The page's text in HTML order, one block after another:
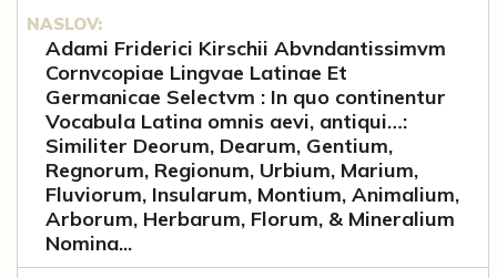
NASLOV:
Adami Friderici Kirschii Abvndantissimvm
Cornvcopiae Lingvae Latinae Et
Germanicae Selectvm : In quo continentur
Vocabula Latina omnis aevi, antiqui…:
Similiter Deorum, Dearum, Gentium,
Regnorum, Regionum, Urbium, Marium,
Fluviorum, Insularum, Montium, Animalium,
Arborum, Herbarum, Florum, & Mineralium
Nomina...